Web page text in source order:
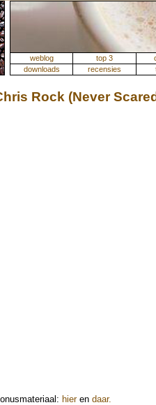
weblog top 3
downloads
recensies
Rock (Never
hieren daar.